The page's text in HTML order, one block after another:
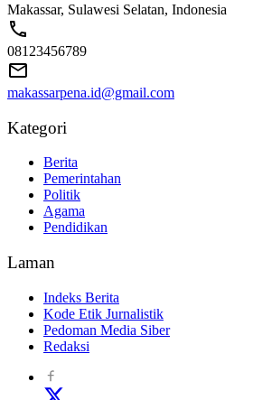
Makassar, Sulawesi Selatan, Indonesia
08123456789
makassarpena.id@gmail.com
Kategori
Berita
Pemerintahan
Politik
Agama
Pendidikan
Laman
Indeks Berita
Kode Etik Jurnalistik
Pedoman Media Siber
Redaksi